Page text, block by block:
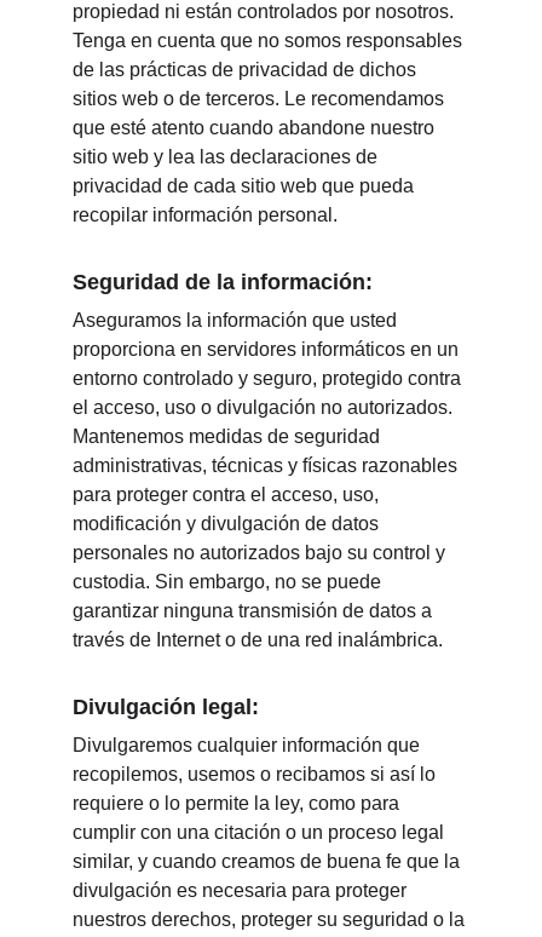
propiedad ni están controlados por nosotros.
Tenga en cuenta que no somos responsables
de las prácticas de privacidad de dichos
sitios web o de terceros. Le recomendamos
que esté atento cuando abandone nuestro
sitio web y lea las declaraciones de
privacidad de cada sitio web que pueda
recopilar información personal.
Seguridad de la información:
Aseguramos la información que usted
proporciona en servidores informáticos en un
entorno controlado y seguro, protegido contra
el acceso, uso o divulgación no autorizados.
Mantenemos medidas de seguridad
administrativas, técnicas y físicas razonables
para proteger contra el acceso, uso,
modificación y divulgación de datos
personales no autorizados bajo su control y
custodia. Sin embargo, no se puede
garantizar ninguna transmisión de datos a
través de Internet o de una red inalámbrica.
Divulgación legal:
Divulgaremos cualquier información que
recopilemos, usemos o recibamos si así lo
requiere o lo permite la ley, como para
cumplir con una citación o un proceso legal
similar, y cuando creamos de buena fe que la
divulgación es necesaria para proteger
nuestros derechos, proteger su seguridad o la